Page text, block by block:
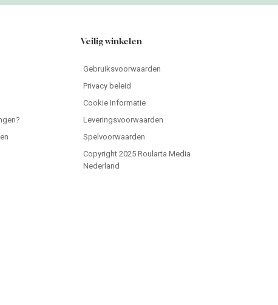
Veilig winkelen
Gebruiksvoorwaarden
Privacy beleid
Cookie Informatie
Leveringsvoorwaarden
Spelvoorwaarden
Copyright 2025 Roularta Media
Nederland